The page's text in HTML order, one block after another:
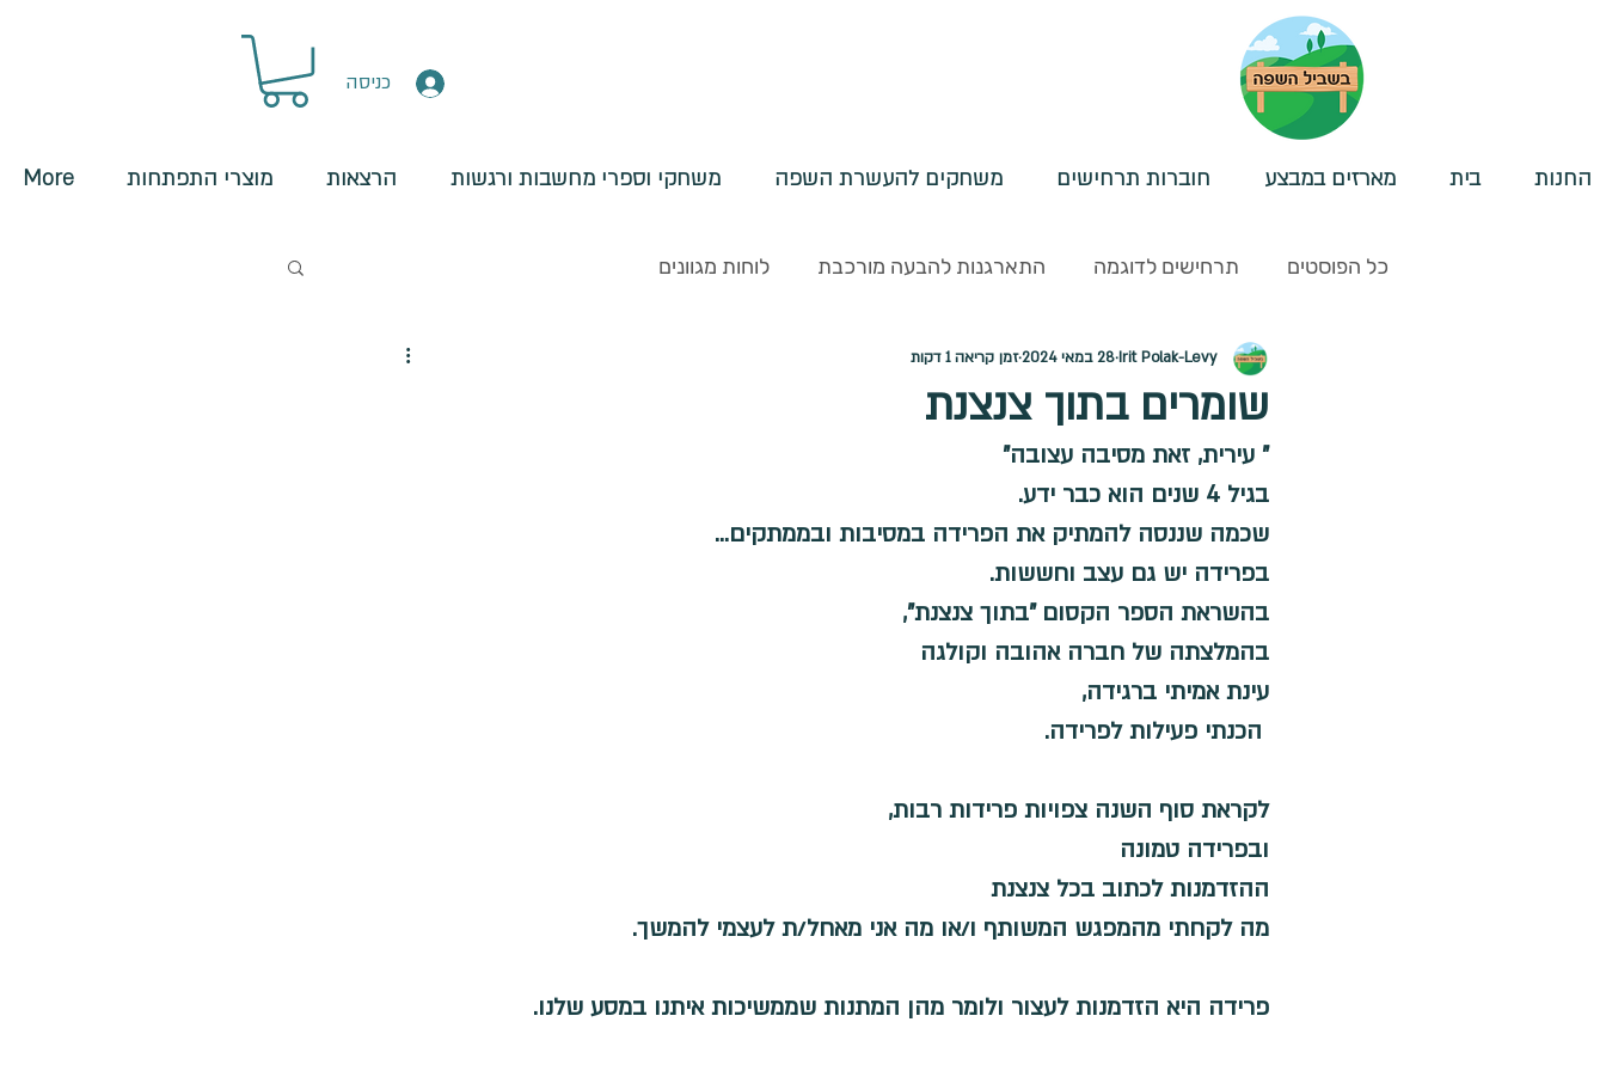
כניסה
החנות בית מארזים במבצע חוברות תרחישים משחקים להעשרת השפה משחקי וספרי מחשבות ורגשות הרצאות מוצרי התפתחות More
כל הפוסטים תרחישים לדוגמה התארגנות להבעה מורכבת לוחות מגוונים
לוחות להתארגנות- תפקודים ניהוליים דפי הדרכה רצפים - מארגנים חיצוניים
סיפורי הכנה/חברתיים משפטים מורכבים
מחשבות ורגשות - וויסות רגשי טיפולי פרידה
שומרים בתוך צנצנת
Irit Polak-Levy 28 במאי 2024 זמן קריאה 1 דקות
" עירית, זאת מסיבה עצובה"
בגיל 4 שנים הוא כבר ידע.
שכמה שננסה להמתיק את הפרידה במסיבות ובממתקים...
בפרידה יש גם עצב וחששות.
בהשראת הספר הקסום "בתוך צנצנת",
בהמלצתה של חברה אהובה וקולגה
עינת אמיתי ברגידה,
הכנתי פעילות לפרידה.
לקראת סוף השנה צפויות פרידות רבות,
ובפרידה טמונה
ההזדמנות לכתוב בכל צנצנת
מה לקחתי מהמפגש המשותף ו/או מה אני מאחל/ת לעצמי להמשך.
פרידה היא הזדמנות לעצור ולומר מהן המתנות שממשיכות איתנו במסע שלנו.